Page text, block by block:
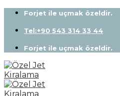
Skip
content
Forjet ile uçmak özeldir.
Tel:+90 543 314 33 44
Forjet ile uçmak özeldir.